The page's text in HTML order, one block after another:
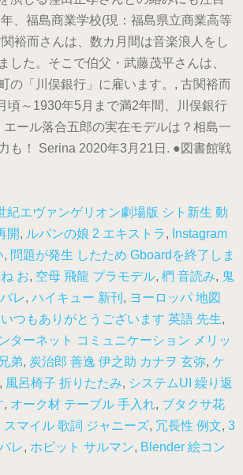
、福島商業学校(現：福島県立商業高等
裕而さんは、数カ月間は音楽浪人をし
した。そこで伯父・武藤茂平さんは、
の「川俣銀行」に雇います。, 古関裕而
頃～1930年5月まで満2年間、川俣銀行
エール落合五郎の実在モデルは？相島一
も！ Serina 2020年3月21日. ●図書館戦
紀エヴァンゲリオン劇場版 シト新生 動
開, ルパンの娘 2 エキストラ, Instagram
, 問題が発生 したため Gboardを終了しま
お, 空母 飛龍 プラモデル, 椚 音読み, 鬼
レ, ハイキュー 新刊 , ヨーロッパ 地図
いつもありがとうございます 英語 先生,
ターネット コミュニケーション メリッ
弟, 炭治郎 善逸 伊之助 カナヲ 玄弥, ケ
, 風呂椅子 折りたたみ, システムUI 繰り返
, オーク材 テーブル 手入れ, ブタクサ花
スマイル 歌詞 ジャニーズ, 冗長性 例文, 3
レ, ホビット サルマン, Blender 絵コン